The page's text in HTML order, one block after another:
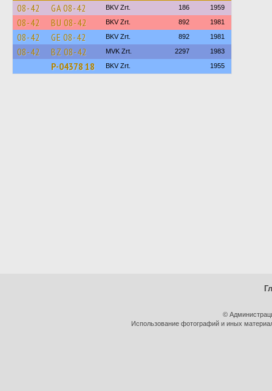
08-42 GA 08-42 BKV Zrt. 186 1959
08-42 BU 08-42 BKV Zrt. 892 1981
08-42 GE 08-42 BKV Zrt. 892 1981
08-42 BZ 08-42 MVK Zrt. 2297 1983
P-04378 18 BKV Zrt. 1955
©
Использование фотографий и иных